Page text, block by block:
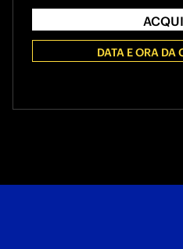
DATA E ORA DA